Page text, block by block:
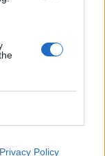
Privacy Policy